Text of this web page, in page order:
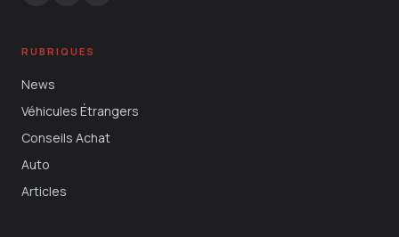
RUBRIQUES
News
Véhicules Étrangers
Conseils Achat
Auto
Articles